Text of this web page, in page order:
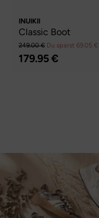
INUIKII
Classic Boot
249.00 € Du sparst 69.05 €
179.95 €